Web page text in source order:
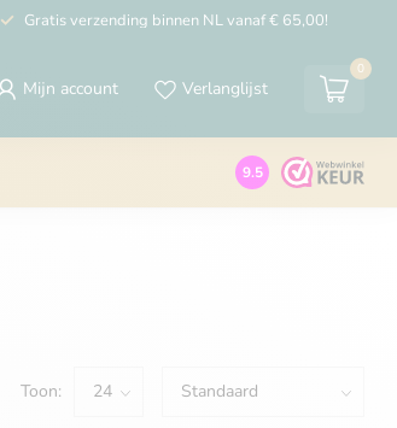
Gratis verzending binnen NL vanaf € 65,00!
Mijn account Verlanglijst
0
9.5
Toon: